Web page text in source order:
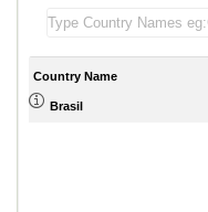
Country Name
Brasil